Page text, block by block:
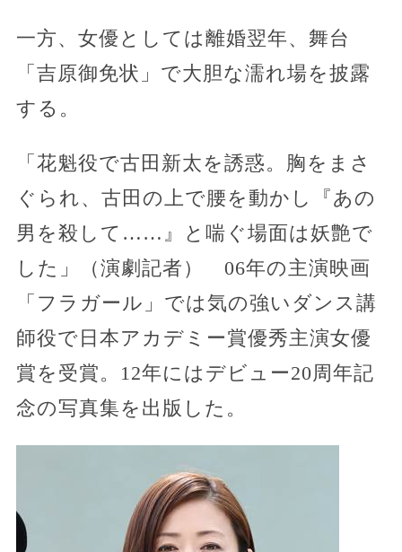
一方、女優としては離婚翌年、舞台
「吉原御免状」で大胆な濡れ場を披露
する。
「花魁役で古田新太を誘惑。胸をまさ
ぐられ、古田の上で腰を動かし『あの
男を殺して……』と喘ぐ場面は妖艶で
した」（演劇記者） 06年の主演映画
「フラガール」では気の強いダンス講
師役で日本アカデミー賞優秀主演女優
賞を受賞。12年にはデビュー20周年記
念の写真集を出版した。